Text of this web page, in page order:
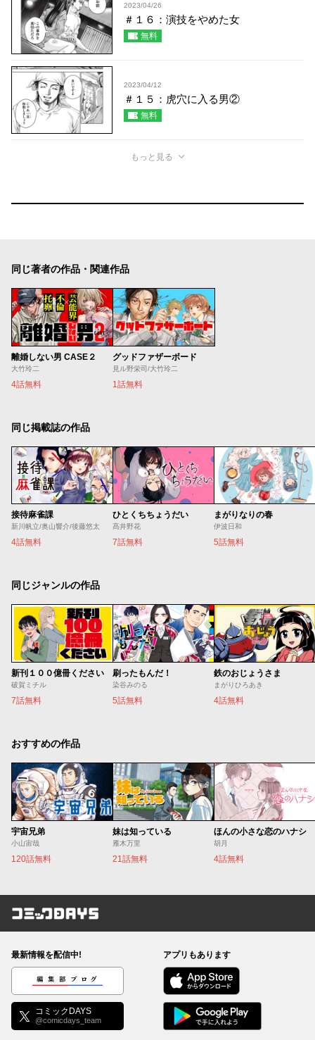
2023/04/26
＃１６：演技をやめた女
無料
2023/04/12
＃１５：虎穴に入る男②
無料
もっと見る
同じ著者の作品・関連作品
離婚しない男 CASE２
大竹玲二
4話無料
グッドファザーボード
見ル野栄司/大竹玲二
1話無料
同じ掲載誌の作品
接待麻雀課
新川帆立/奥山響介/後藤悠太
4話無料
ひとくちちょうだい
髙井野花
7話無料
まがりなりの春
伊波日和
5話無料
同じジャンルの作品
新刊１００億冊ください
破賀ミチル
7話無料
刷ったもんだ！
染谷みのる
5話無料
鉄のおじょうさま
まがりひろあき
4話無料
おすすめの作品
宇宙兄弟
小山宙哉
120話無料
妹は知っている
雁木万里
21話無料
ほんの小さな恋のハナシ
胡月
4話無料
コミックDAYS
最新情報を配信中!
編集部ブログ
コミックDAYS
@comicdays_team
アプリもあります